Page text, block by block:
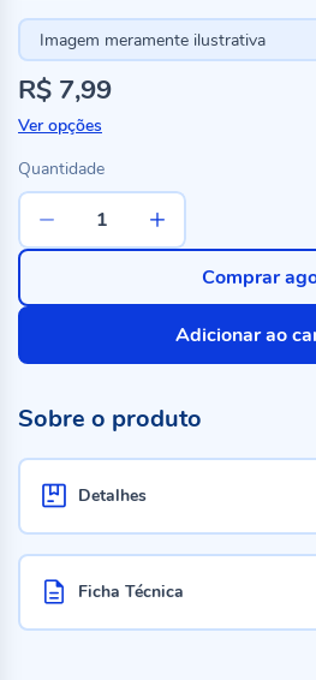
Imagem meramente ilustrativa
R$ 7,99
Ver opções
Quantidade
Adicionar ao
Comprar
Sobre o produto
Detalhes
Ficha Técnica